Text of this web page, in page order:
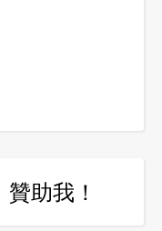
助我！